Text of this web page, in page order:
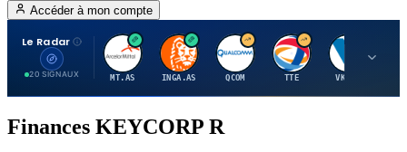
Accéder à mon compte
Le Radar
20 SIGNAUX
A
MT.AS
I
INGA.AS
Q
QCOM
T
TTE VK.PA
Finances KEYCORP R